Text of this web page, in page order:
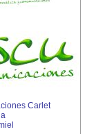
Carlet